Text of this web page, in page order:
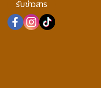
รับข่าวสาร